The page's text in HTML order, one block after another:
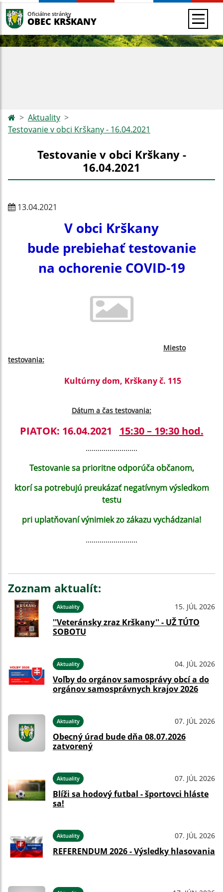
Oficiálne stránky
OBEC KRŠKANY
Aktuality
Testovanie v obci Krškany - 16.04.2021
Testovanie v obci Krškany -
16.04.2021
13.04.2021
V obci Krškany
bude prebiehať testovanie
na ochorenie COVID-19
Miesto
testovania:
Kultúrny dom, Krškany č. 115
Dátum a čas testovania:
PIATOK: 16.04.2021 15:30 – 19:30 hod.
..........................
Testovanie sa prioritne odporúča občanom,
ktorí sa potrebujú preukázať negatívnym výsledkom
testu
pri uplatňovaní výnimiek zo zákazu vychádzania!
..........................
Zoznam aktualít:
Aktuality 15. JÚL 2026
''Veteránsky zraz Krškany'' - UŽ TÚTO
SOBOTU
Aktuality 04. JÚL 2026
Voľby do orgánov samosprávy obcí a do
orgánov samosprávnych krajov 2026
Aktuality 07. JÚL 2026
Obecný úrad bude dňa 08.07.2026
zatvorený
Aktuality 07. JÚL 2026
Blíži sa hodový futbal - športovci hláste
sa!
Aktuality 07. JÚL 2026
REFERENDUM 2026 - Výsledky hlasovania